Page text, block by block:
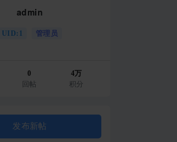
admin
UID:1 管理员
0
回帖
4万
积分
发布新帖